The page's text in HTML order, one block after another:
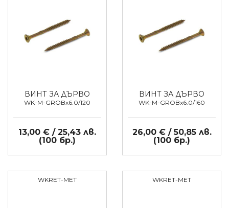
ВИНТ ЗА ДЪРВО
WK-M-GROBx6.0/120
13,00 € / 25,43 лв.
(100 бр.)
ВИНТ ЗА ДЪРВО
WK-M-GROBx6.0/160
26,00 € / 50,85 лв.
(100 бр.)
WKRET-MET WKRET-MET